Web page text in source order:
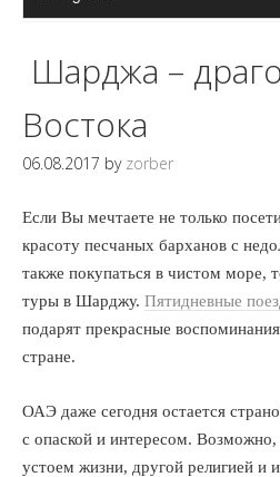
Шарджа –
Востока
06.08.2017 by zorber
Если Вы мечтаете не только
красоту песчаных барханов с
также покупаться в чистом море,
туры в Шарджу. Пятидневные
подарят прекрасные
стране.
ОАЭ даже сегодня остается
с опаской и интересом. Возможно,
устоем жизни, другой религией